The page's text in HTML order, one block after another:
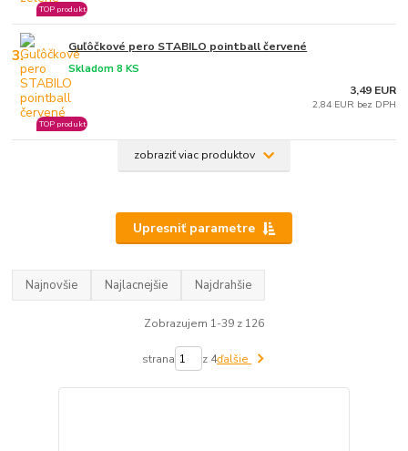
TOP produkt
3. Guľôčkové pero STABILO pointball červené
Skladom 8 KS
TOP produkt
3,49 EUR
2,84 EUR bez DPH
zobraziť viac produktov
Upresniť parametre
Najnovšie Najlacnejšie Najdrahšie
Zobrazujem 1-39 z 126
strana z 4ďalšie